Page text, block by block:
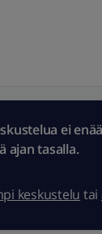
ei
ajan tasalla.
keskustelu tai